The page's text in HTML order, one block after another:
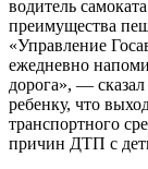
водитель
преимущества
«Управление
ежедневно
дорога», —
ребенку, что
транспортного
причин ДТП с